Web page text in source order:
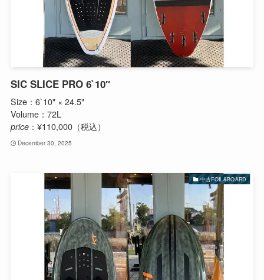
SIC SLICE PRO 6`10″
Size：6`10" × 24.5"
Volume：72L
price：¥110,000（税込）
December 30, 2025
中古FOIL&BOARD